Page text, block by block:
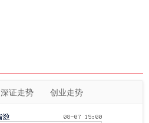
深证走势 创业走势